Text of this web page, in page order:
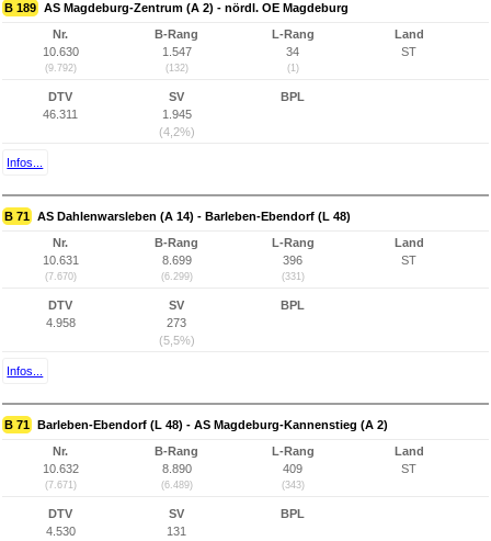
B 189 AS Magdeburg-Zentrum (A 2) - nördl. OE Magdeburg
Nr.
10.630
(9.792)
B-Rang
1.547
(132)
L-Rang
34
(1)
Land
ST
DTV
46.311
SV
1.945
(4,2%)
BPL
Infos...
B 71 AS Dahlenwarsleben (A 14) - Barleben-Ebendorf (L 48)
Nr.
10.631
(7.670)
B-Rang
8.699
(6.299)
L-Rang
396
(331)
Land
ST
DTV
4.958
SV
273
(5,5%)
BPL
Infos...
B 71 Barleben-Ebendorf (L 48) - AS Magdeburg-Kannenstieg (A 2)
Nr.
10.632
(7.671)
B-Rang
8.890
(6.489)
L-Rang
409
(343)
Land
ST
DTV
4.530
SV
131
BPL